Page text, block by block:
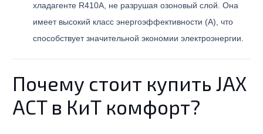
хладагенте R410A, не разрушая озоновый слой. Она
имеет высокий класс энергоэффективности (A), что
способствует значительной экономии электроэнергии.
Почему стоит купить JAX
ACT в КиТ комфорт?